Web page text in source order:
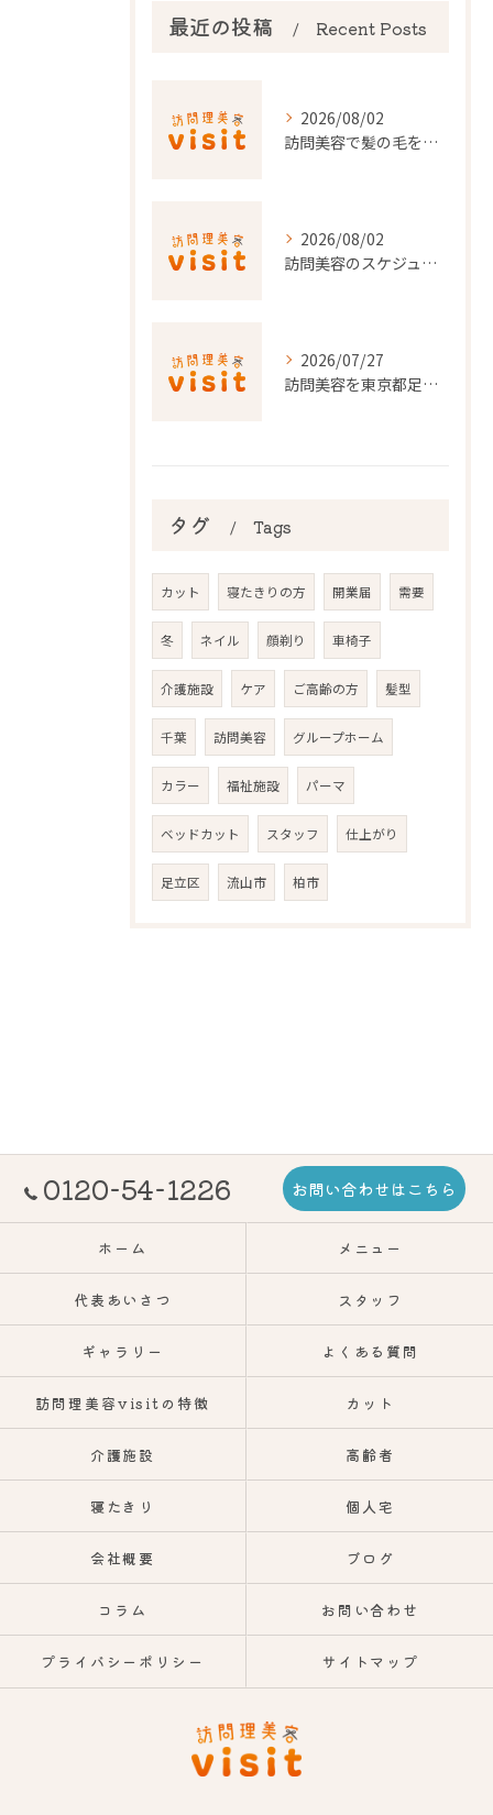
最近の投稿 Recent Posts
2026/08/02
訪問美容で髪の毛を整える事前準備と安心料金ポイントを徹底解説
2026/08/02
訪問美容のスケジュール調整を東京都でスムーズに行うポイント
2026/07/27
訪問美容を東京都足立区で利用するための申請条件と手続き徹底ガイド
タグ Tags
カット 寝たきりの方 開業届 需要
冬 ネイル 顔剃り 車椅子
介護施設 ケア ご高齢の方 髪型
千葉 訪問美容 グループホーム
カラー 福祉施設 パーマ
ベッドカット スタッフ 仕上がり
足立区 流山市 柏市
0120-54-1226 お問い合わせはこちら
ホーム メニュー
代表あいさつ スタッフ
ギャラリー よくある質問
訪問理美容visitの特徴 カット
介護施設 高齢者
寝たきり 個人宅
会社概要 ブログ
コラム お問い合わせ
プライバシーポリシー サイトマップ